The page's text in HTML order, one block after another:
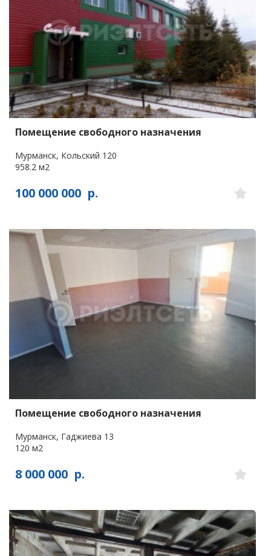
Помещение свободного назначения
Мурманск, Кольский 120
958.2 м2
100 000 000 р.
Помещение свободного назначения
Мурманск, Гаджиева 13
120 м2
8 000 000 р.